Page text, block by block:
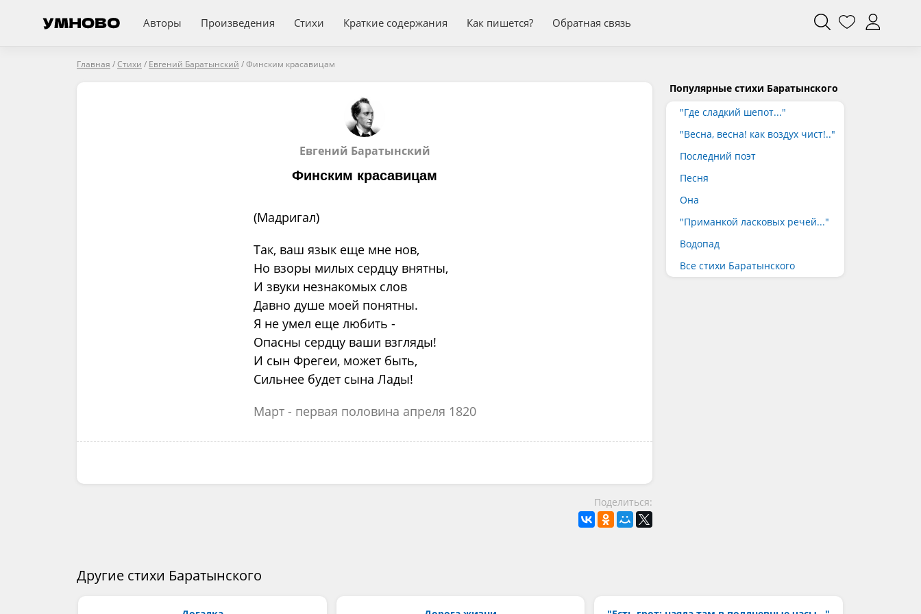
Авторы Произведения Стихи Краткие содержания Как пишется? Обратная связь
Главная /Стихи / Евгений Баратынский /Финским красавицам
Евгений Баратынский
Финским красавицам
(Мадригал)
Так, ваш язык еще мне нов,
Но взоры милых сердцу внятны,
И звуки незнакомых слов
Давно душе моей понятны.
Я не умел еще любить -
Опасны сердцу ваши взгляды!
И сын Фрегеи, может быть,
Сильнее будет сына Лады!
Март - первая половина апреля 1820
Поделиться:
Популярные стихи Баратынского
"Где сладкий шепот..."
"Весна, весна! как воздух чист!.."
Последний поэт
Песня
Она
"Приманкой ласковых речей..."
Водопад
Все стихи Баратынского
Другие стихи Баратынского